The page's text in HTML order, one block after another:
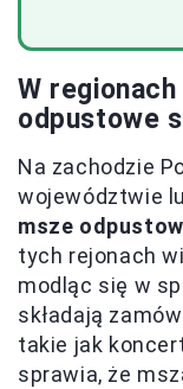
W
odpustowe
Na zachodzie
województwie
msze
tych rejonach
modląc się w
składają
takie jak
sprawia, że